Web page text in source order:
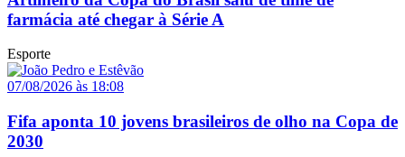
farmácia até chegar à Série A
Esporte
07/08/2026 às 18:08
Fifa aponta 10 jovens brasileiros de olho na Copa de
2030